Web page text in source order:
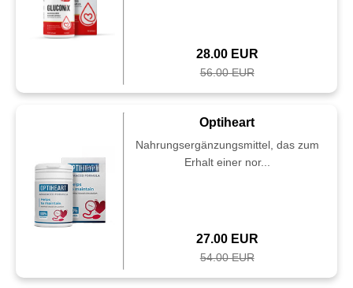
28.00 EUR
56.00 EUR
Optiheart
Nahrungsergänzungsmittel, das zum
Erhalt einer nor...
27.00 EUR
54.00 EUR